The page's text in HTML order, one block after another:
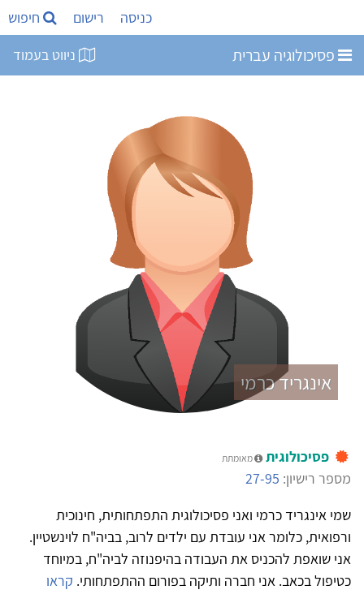
כניסה רישום חיפוש
פסיכולוגיה עברית ניווט בעמוד
אינגריד כרמי
פסיכולוגית מאומתת
מספר רישיון: 27-95
שמי אינגריד כרמי ואני פסיכולוגית התפתחותית, חינוכית
ורפואית, כלומר אני עובדת עם ילדים לרוב, בביה"ח לוינשטיין.
אני שואפת להכניס את העבודה בהיפנוזה לביה"ח, במיוחד
כטיפול בכאב. אני חברה ותיקה בפורום ההתפתחותי. קראו